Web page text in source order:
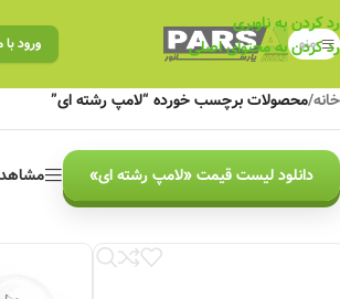
رد کردن به ناوبری
رد کردن به محتوای اصلی
منو ورود با موبایل
خانه/محصولات برچسب خورده “لامپ رشته ای”
دانلود لیست قیمت «لامپ رشته ای»